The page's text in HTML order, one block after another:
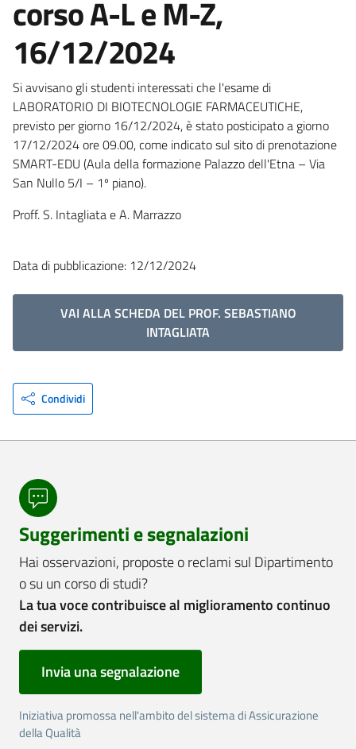
corso A-L e M-Z,
16/12/2024
Si avvisano gli studenti interessati che l'esame di
LABORATORIO DI BIOTECNOLOGIE FARMACEUTICHE,
previsto per giorno 16/12/2024, è stato posticipato a giorno
17/12/2024 ore 09.00, come indicato sul sito di prenotazione
SMART-EDU (Aula della formazione Palazzo dell'Etna – Via
San Nullo 5/I – 1º piano).
Proff. S. Intagliata e A. Marrazzo
Data di pubblicazione: 12/12/2024
VAI ALLA SCHEDA DEL PROF. SEBASTIANO
INTAGLIATA
Condividi
Suggerimenti e segnalazioni
Hai osservazioni, proposte o reclami sul Dipartimento
o su un corso di studi?
La tua voce contribuisce al miglioramento continuo
dei servizi.
Invia una segnalazione
Iniziativa promossa nell'ambito del sistema di Assicurazione
della Qualità